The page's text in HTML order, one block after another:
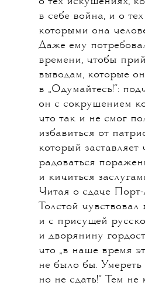
в себе война, и о тех
которыми она
Даже ему
времени, чтобы
выводам, которые
в „Одумайтесь!“:
он с сокрушением
что так и не смог
избавиться от
который заставляет
радоваться
и кичиться
Читая о сдаче
Толстой чувствовал
и с присущей
и дворянину
что „в наше время
не было бы. Умереть
но не сдать!“ Тем не